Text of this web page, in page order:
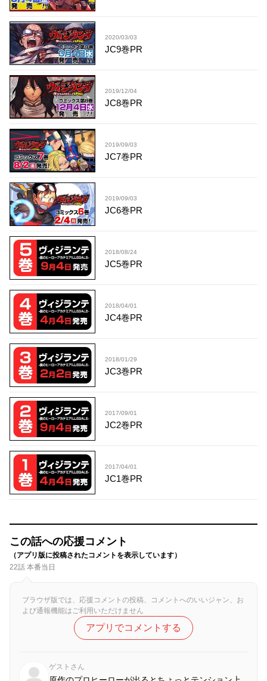
2020/03/03
JC9巻PR
2019/12/04
JC8巻PR
2019/09/03
JC7巻PR
2019/09/03
JC6巻PR
2018/08/24
JC5巻PR
2018/04/01
JC4巻PR
2018/01/29
JC3巻PR
2017/09/01
JC2巻PR
2017/04/01
JC1巻PR
この話への応援コメント
（アプリ版に投稿されたコメントを表示しています）
22話 本番当日
ブラウザ版では、応援コメントの投稿、コメントへのいいジャン、お
よび通報機能はご利用いただけません
アプリでコメントする
ゲストさん